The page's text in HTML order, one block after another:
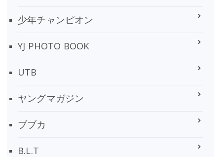
少年チャンピオン
YJ PHOTO BOOK
UTB
ヤングマガジン
ブブカ
B.L.T